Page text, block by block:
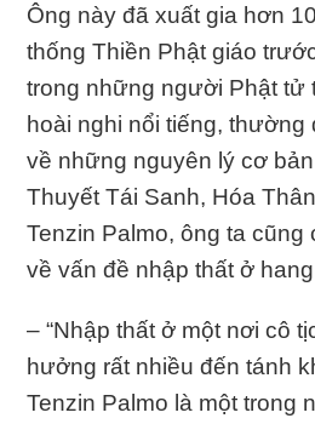
Ông này đã xuất gia hơn
thống Thiền Phật giáo
trong những người Phật tử
hoài nghi nổi tiếng, thường
về những nguyên lý cơ
Thuyết Tái Sanh, Hóa
Tenzin Palmo, ông ta cũng
về vấn đề nhập thất ở
– “Nhập thất ở một nơi cô
hưởng rất nhiều đến tánh
Tenzin Palmo là một trong